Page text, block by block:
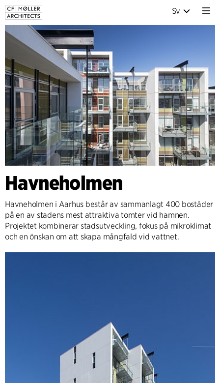
Sv
Havneholmen
Havneholmen i Aarhus består av sammanlagt 400 bostäder
på en av stadens mest attraktiva tomter vid hamnen.
Projektet kombinerar stadsutveckling, fokus på mikroklimat
och en önskan om att skapa mångfald vid vattnet.